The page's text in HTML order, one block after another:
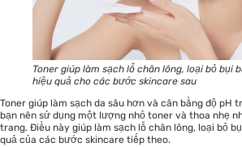
Toner giúp làm sạch lỗ chân lông, loại bỏ bụi
hiệu quả cho các bước skincare sau
Toner giúp làm sạch da sâu hơn và cân bằng độ pH
bạn nên sử dụng một lượng nhỏ toner và thoa nhẹ
trang. Điều này giúp làm sạch lỗ chân lông, loại bỏ
quả của các bước skincare tiếp theo.